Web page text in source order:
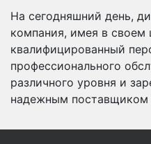
На сегодняшний день,
компания, имея в своем
квалифицированный
профессионального
различного уровня и
надежным поставщиком